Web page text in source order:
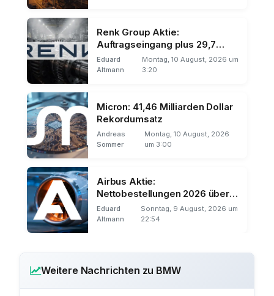
Renk Group Aktie:
Auftragseingang plus 29,7
Prozent
Eduard
Altmann
Montag, 10 August, 2026 um
3:20
Micron: 41,46 Milliarden Dollar
Rekordumsatz
Andreas
Sommer
Montag, 10 August, 2026
um 3:00
Airbus Aktie:
Nettobestellungen 2026 über
1.000
Eduard
Altmann
Sonntag, 9 August, 2026 um
22:54
Weitere Nachrichten zu BMW